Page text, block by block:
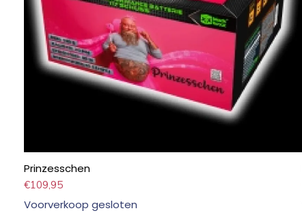
Prinzesschen
€109,95
Voorverkoop gesloten